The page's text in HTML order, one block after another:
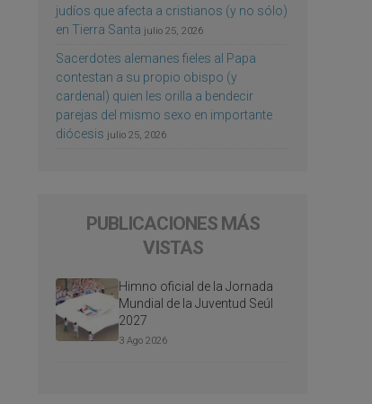
judíos que afecta a cristianos (y no sólo)
en Tierra Santa julio 25, 2026
Sacerdotes alemanes fieles al Papa
contestan a su propio obispo (y
cardenal) quien les orilla a bendecir
parejas del mismo sexo en importante
diócesis julio 25, 2026
PUBLICACIONES MÁS
VISTAS
Himno oficial de la Jornada
Mundial de la Juventud Seúl
2027
3 Ago 2026